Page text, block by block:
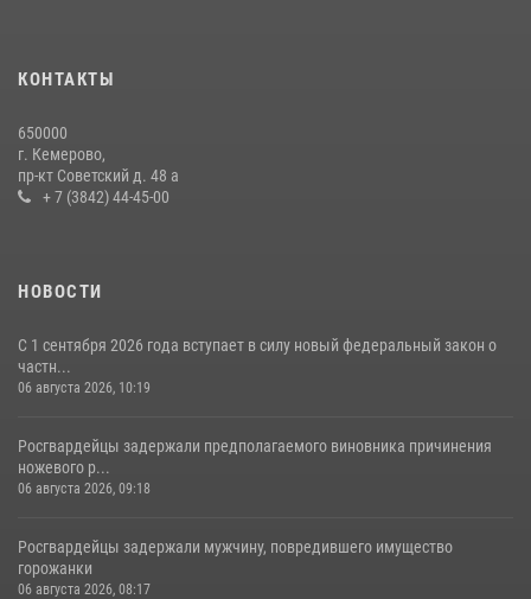
20 июля 2026, 08:52
гипермаркета товары на 13 тысяч рублей (ВИДЕО)
16 июля 2026, 06:43
КОНТАКТЫ
650000
г. Кемерово,
пр-кт Советский д. 48 а
+ 7 (3842) 44-45-00
НОВОСТИ
С 1 сентября 2026 года вступает в силу новый федеральный закон о
частн...
06 августа 2026, 10:19
Росгвардейцы задержали предполагаемого виновника причинения
ножевого р...
06 августа 2026, 09:18
Росгвардейцы задержали мужчину, повредившего имущество
горожанки
06 августа 2026, 08:17